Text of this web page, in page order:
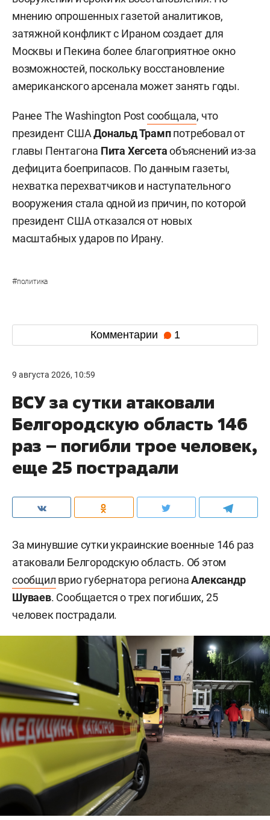
мнению опрошенных газетой аналитиков,
затяжной конфликт с Ираном создает для
Москвы и Пекина более благоприятное окно
возможностей, поскольку восстановление
американского арсенала может занять годы.
Ранее The Washington Postсообщала, что
президент СШАДональд Трамппотребовал от
главы Пентагона Пита Хегсетаобъяснений из-за
дефицита боеприпасов. По данным газеты,
нехватка перехватчиков и наступательного
вооружения стала одной из причин, по которой
президент США отказался от новых
масштабных ударов по Ирану.
#политика
Комментарии 1
9 августа 2026, 10:59
ВСУ за сутки атаковали
Белгородскую область 146
раз – погибли трое человек,
еще 25 пострадали
За минувшие сутки украинские военные 146 раз
атаковали Белгородскую область. Об этом
сообщил врио губернатора регионаАлександр
Шуваев. Сообщается о трех погибших, 25
человек пострадали.